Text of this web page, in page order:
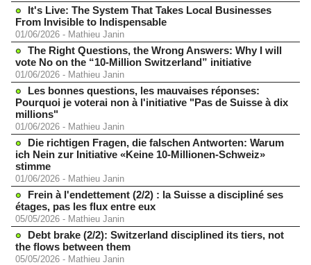
It's Live: The System That Takes Local Businesses
From Invisible to Indispensable
01/06/2026 - Mathieu Janin
The Right Questions, the Wrong Answers: Why I will
vote No on the “10-Million Switzerland” initiative
01/06/2026 - Mathieu Janin
Les bonnes questions, les mauvaises réponses:
Pourquoi je voterai non à l'initiative "Pas de Suisse à dix
millions"
01/06/2026 - Mathieu Janin
Die richtigen Fragen, die falschen Antworten: Warum
ich Nein zur Initiative «Keine 10-Millionen-Schweiz»
stimme
01/06/2026 - Mathieu Janin
Frein à l'endettement (2/2) : la Suisse a discipliné ses
étages, pas les flux entre eux
05/05/2026 - Mathieu Janin
Debt brake (2/2): Switzerland disciplined its tiers, not
the flows between them
05/05/2026 - Mathieu Janin